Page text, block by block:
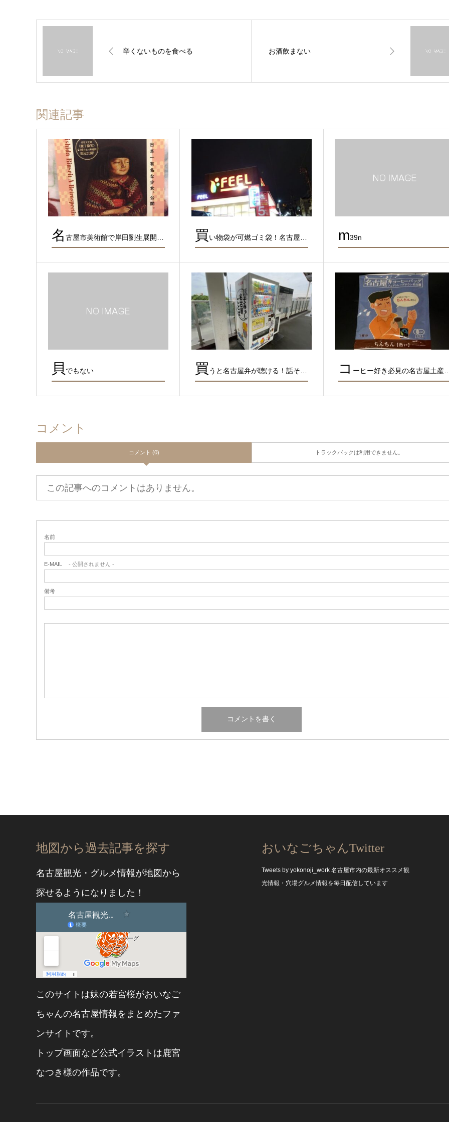
辛くないものを食べる お酒飲まない
関連記事
名 古屋市美術館で岸田劉生展開… 買い物袋が可燃ゴミ袋！名古屋… m39n
貝 でもない 買 うと名古屋弁が聴ける！話そ… コ ーヒー好き必見の名古屋土産
コメント
コメント (0) トラックバックは利用できません。
この記事へのコメントはありません。
名前
E-MAIL - 公開されません -
備考
地図から過去記事を探す
名古屋観光・グルメ情報が地図から
探せるようになりました！
このサイトは妹の若宮桜がおいなご
ちゃんの名古屋情報をまとめたファ
ンサイトです。
トップ画面など公式イラストは鹿宮
なつき 様の作品です。
おいなごちゃんTwitter
Tweets by yokonoji_work 名古屋市内の最新オススメ観
光情報・穴場グルメ情報を毎日配信しています